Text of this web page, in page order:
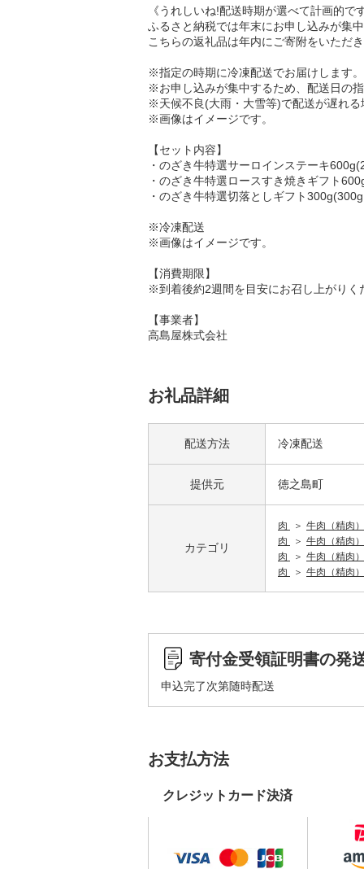
《うれしいね!配送時期が選べて計画的で
ふるさと納税では年末にお申し込みが集
こちらの返礼品は年内にご寄附をいただ
※指定の時期に冷凍配送でお届けします。
※お申し込みが集中するため、配送日の
※天候不良(大雨・大雪等)で配送が遅れる
※画像はイメージです。
【セット内容】
・のざき牛特選サーロインステーキ
・のざき牛特選ロースすき焼きギフト
・のざき牛特選切落としギフト
※冷凍配送
※画像はイメージです。
【消費期限】
※到着後約2週間を目安にお召し上がりく
【事業者】
高島屋株式会社
お礼品詳細
配送方法 冷凍配送
提供元 徳之島町
カテゴリ
肉
牛肉（精肉
肉
牛肉（精肉
肉
牛肉（精肉
肉
牛肉（精肉
寄付金受領証明書の発
申込完了次第随時配送
お支払方法
クレジットカード決済